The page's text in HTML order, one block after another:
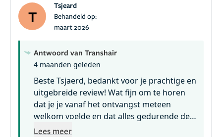
weer uitloopt. Maar ze laten je niet gaan zonder nog
eens de belangrijke punten door te nemen van de
periode na de transplantatie. Al met al een hele fijne
T
Tsjeard
Behandeld op:
maart 2026
Antwoord van Transhair
4 maanden geleden
Beste Tsjaerd, bedankt voor je prachtige en
uitgebreide review! Wat fijn om te horen
dat je je vanaf het ontvangst meteen
welkom voelde en dat alles gedurende de
dag duidelijk werd uitgelegd. We vinden
Lees meer